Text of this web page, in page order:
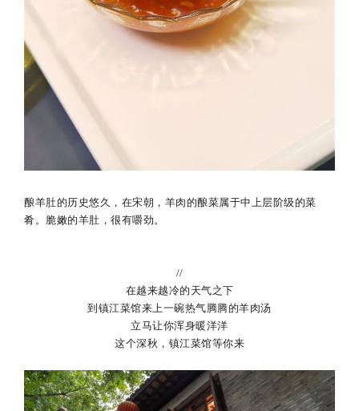
酿羊肚的历史悠久， 在宋朝，羊肉的酿菜属于中上层阶级的菜
肴。 脆嫩的羊肚，很有嚼劲。
//
在越来越冷的天气之下
到镇江菜馆来上一碗热气腾腾的羊肉汤
立马让你浑身暖洋洋
这个深秋，镇江菜馆等你来